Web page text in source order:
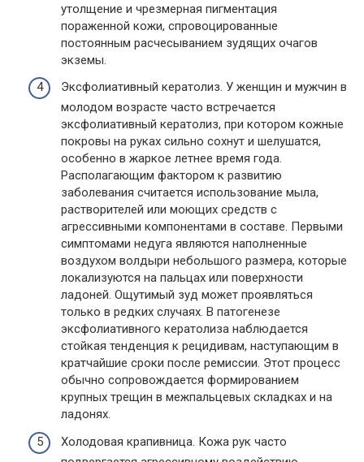
утолщение и чрезмерная пигментация
пораженной кожи, спровоцированные
постоянным расчесыванием зудящих очагов
экземы.
Эксфолиативный кератолиз. У женщин и мужчин в
молодом возрасте часто встречается
эксфолиативный кератолиз, при котором кожные
покровы на руках сильно сохнут и шелушатся,
особенно в жаркое летнее время года.
Располагающим фактором к развитию
заболевания считается использование мыла,
растворителей или моющих средств с
агрессивными компонентами в составе. Первыми
симптомами недуга являются наполненные
воздухом волдыри небольшого размера, которые
локализуются на пальцах или поверхности
ладоней. Ощутимый зуд может проявляться
только в редких случаях. В патогенезе
эксфолиативного кератолиза наблюдается
стойкая тенденция к рецидивам, наступающим в
кратчайшие сроки после ремиссии. Этот процесс
обычно сопровождается формированием
крупных трещин в межпальцевых складках и на
ладонях.
Холодовая крапивница. Кожа рук часто